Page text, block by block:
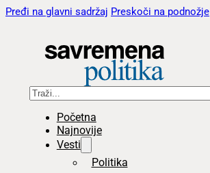
Pređi na glavni sadržaj Preskoči na podnožje
Pretraga
Početna
Najnovije
Vesti
Politika